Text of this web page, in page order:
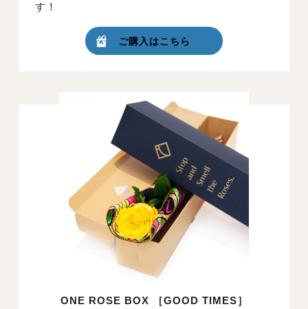
す！
ご購入はこちら
ONE ROSE BOX ［GOOD TIMES］